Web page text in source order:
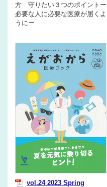
方 守りたい３つのポイントー
必要な人に必要な医療が届くよ
うにー
vol.24 2023 Spring